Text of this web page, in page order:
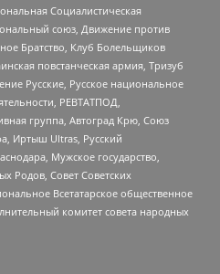
Социалистическая
союз, Движение против
Братство, Клуб Болельщиков
повстанческая армия, Тризуб
Русские, Русское национальное
РЕВТАТПОД,
группа, Автоград Крю, Союз
Иртыш Ultras, Русский
Мужское государство,
Родов, Совет Советских
Всетатарское общественное
комитет совета народных